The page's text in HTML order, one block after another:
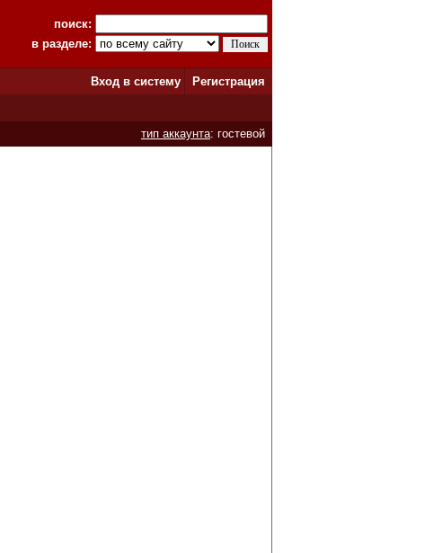
поиск:
в разделе:
Вход в систему
Регистрация
тип аккаунта: гостевой